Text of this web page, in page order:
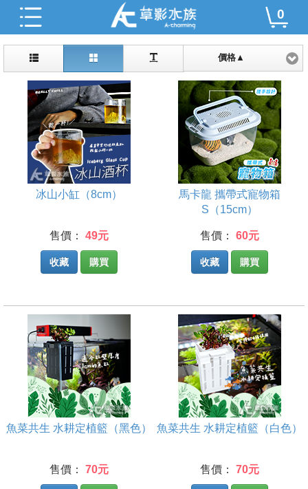
0
價格▲
冰山小缸（8cm）
售價： 49元
收藏 購買
馬卡龍 攜帶式寵物箱
S（15cm）
售價： 60元
收藏 購買
魚菜共生 水耕定植籃（黑色）
售價： 70元
魚菜共生 水耕定植籃（白色）
售價： 70元